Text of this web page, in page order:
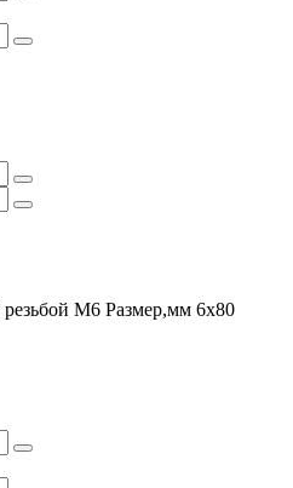
М6 Размер,мм 6х80